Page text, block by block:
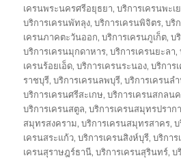
เครนพระนครศรีอยุธยา,บริการเครนพะเ
บริการเครนพัทลุง,บริการเครนพิจิตร,บริ
เครนภาคตะวันออก,บริการเครนภูเก็ต,บ
บริการเครนมุกดาหาร,บริการเครนยะลา,
เครนร้อยเอ็ด,บริการเครนระนอง,บริการ
ราชบุรี,บริการเครนลพบุรี,บริการเครนลำ
บริการเครนศรีสะเกษ,บริการเครนสกลน
บริการเครนสตูล,บริการเครนสมุทรปราก
สมุทรสงคราม,บริการเครนสมุทรสาคร,
เครนสระแก้ว,บริการเครนสิงห์บุรี,บริกา
เครนสุราษฎร์ธานี,บริการเครนสุรินทร์,บ